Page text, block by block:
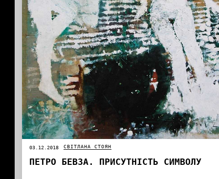
03.12.2018 СВІТЛАНА СТОЯН
ПЕТРО БЕВЗА. ПРИСУТНІСТЬ СИМВОЛУ